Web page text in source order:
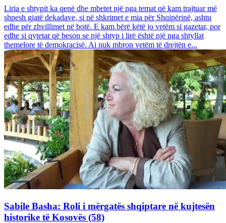
Liria e shtypit ka qenë dhe mbetet një nga temat që kam trajtuar më
shpesh gjatë dekadave, si në shkrimet e mia për Shqipërinë, ashtu
edhe për zhvillimet në botë. E kam bërë këtë jo vetëm si gazetar, por
edhe si qytetar që beson se një shtyp i lirë është një nga shtyllat
themelore të demokracisë. Ai nuk mbron vetëm të drejtën e...
Sabile Basha: Roli i mërgatës shqiptare në kujtesën
historike të Kosovës (58)